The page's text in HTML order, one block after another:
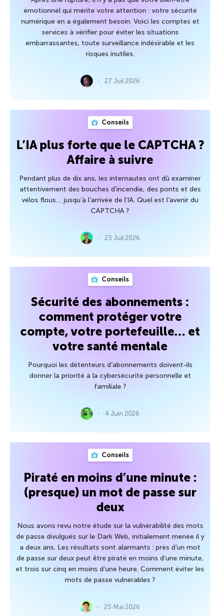
émotionnel qui mérite votre attention : votre sécurité
numérique en a également besoin. Voici les comptes et
services à vérifier pour éviter les situations
embarrassantes, toute surveillance indésirable et les
risques inutiles.
27 Juil 2026
Conseils
L’IA plus forte que le CAPTCHA ?
Affaire à suivre
Pendant plus de dix ans, les internautes ont dû examiner
attentivement des bouches d’incendie, des ponts et des
vélos flous… jusqu’à l’arrivée de l’IA. Quel est l’avenir du
CAPTCHA ?
23 Juil 2026
Conseils
Sécurité des abonnements :
comment protéger votre
compte, votre portefeuille… et
votre santé mentale
Pourquoi les détenteurs d’abonnements doivent-ils
donner la priorité à la cybersécurité personnelle et
familiale ?
4 Juin 2026
Conseils
Piraté en moins d’une minute :
(presque) un mot de passe sur
deux
Nous avons revu notre étude sur la vulnérabilité des mots
de passe divulgués sur le Dark Web, initialement menée il y
a deux ans. Les résultats sont alarmants : près d’un mot
de passe sur deux peut être piraté en moins d’une minute,
et trois sur cinq en moins d’une heure. Comment éviter les
mots de passe vulnérables ?
25 Mai 2026